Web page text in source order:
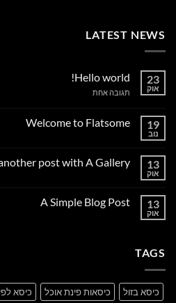
LATEST NEWS
23
אוק
Hello world!
תגובה אחתעל
19
נוב
Welcome to Flatsome
Welcome
13
אוק
post with A Gallery
Just
13
אוק
A Simple Blog Post
TAGS
כיסא בזול כיסאות פינת אוכל
כיסא